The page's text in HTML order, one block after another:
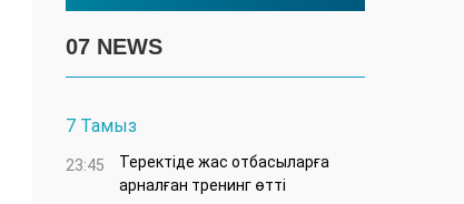
07 NEWS
7 Тамыз
23:45
​Теректіде жас отбасыларға
арналған тренинг өтті